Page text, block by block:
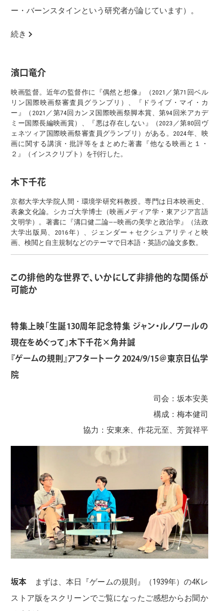
ー・バーンスタインという研究者が論じています）。
続き
濱口竜介
映画監督。近年の監督作に『偶然と想像』（2021／第71回ベル
リン国際映画祭審査員グランプリ）、『ドライブ・マイ・カ
ー』（2021／第74回カンヌ国際映画祭脚本賞、第94回米アカデ
ミー国際長編映画賞）、『悪は存在しない』（2023／第80回ヴ
ェネツィア国際映画祭審査員グランプリ）がある。2024年、映
画に関する講演・批評等をまとめた著書『他なる映画と１・
２』（インスクリプト）を刊行した。
木下千花
京都大学大学院人間・環境学研究科教授。専門は日本映画史、
表象文化論。シカゴ大学博士（映画メディア学・東アジア言語
文明学）。著書に『溝口健二論——映画の美学と政治学』（法政
大学出版局、2016年）、ジェンダー＋セクシュアリティと映
画、検閲と自主規制などのテーマで日本語・英語の論文多数。
この排他的な世界で、いかにして非排他的な関係が
可能か
特集上映「生誕130周年記念特集 ジャン・ルノワールの
現在をめぐって」木下千花×角井誠
『ゲームの規則』アフタートーク 2024/9/15＠東京日仏学
院
司会：坂本安美
構成：梅本健司
協力：安東来、作花元至、芳賀祥平
坂本 まずは、本日『ゲームの規則』（1939年）の4Kレ
ストア版をスクリーンでご覧になったご感想からお聞か